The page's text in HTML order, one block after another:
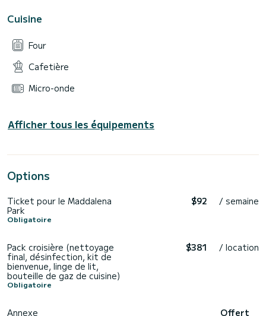
Cuisine
Four
Cafetière
Micro-onde
Afficher tous les équipements
Options
Ticket pour le Maddalena
Park
Obligatoire
$92 / semaine
Pack croisière (nettoyage
final, désinfection, kit de
bienvenue, linge de lit,
bouteille de gaz de cuisine)
Obligatoire
$381 / location
Annexe Offert